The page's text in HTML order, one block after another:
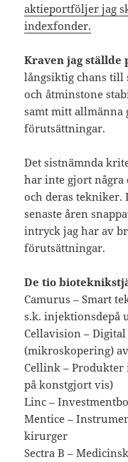
aktieportföljer jag
indexfonder.
Kraven jag
långsiktig chans
och åtminstone
samt mitt allmänna
förutsättningar.
Det sistnämnda
har inte gjort några
och deras tekniker.
senaste åren
intryck jag har av
förutsättningar.
De tio
Camurus – Smart
s.k. injektionsdepå
Cellavision –
(mikroskopering)
Cellink –
på konstgjort vis)
Linc –
Mentice –
kirurger
Sectra B –